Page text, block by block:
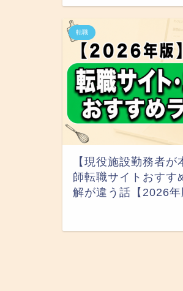
転職
【現役施設勤務者
師転職サイトおすす
解が違う話【2026年